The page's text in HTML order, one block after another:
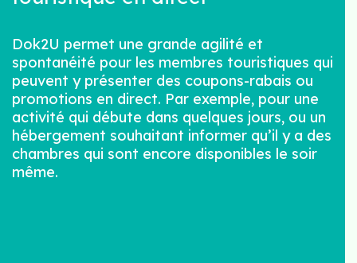
Dok2U permet une grande agilité et
spontanéité pour les membres touristiques qui
peuvent y présenter des coupons-rabais ou
promotions en direct. Par exemple, pour une
activité qui débute dans quelques jours, ou un
hébergement souhaitant informer qu’il y a des
chambres qui sont encore disponibles le soir
même.